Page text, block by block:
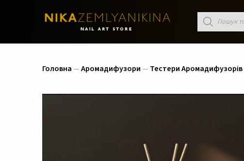
Пошук
товарів
Головна —Аромадифузори — Тестери Аромадифузорів